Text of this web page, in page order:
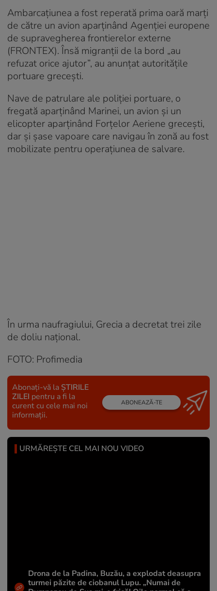
Ambarcaţiunea a fost reperată prima oară marţi
de către un avion aparţinând Agenţiei europene
de supravegherea frontierelor externe
(FRONTEX). Însă migranţii de la bord „au
refuzat orice ajutor”, au anunţat autorităţile
portuare greceşti.
Nave de patrulare ale poliţiei portuare, o
fregată aparţinând Marinei, un avion şi un
elicopter aparţinând Forţelor Aeriene greceşti,
dar şi şase vapoare care navigau în zonă au fost
mobilizate pentru operațiunea de salvare.
În urma naufragiului, Grecia a decretat trei zile
de doliu național.
FOTO: Profimedia
Abonați-vă la ȘTIRILE
ZILEI pentru a fi la
curent cu cele mai noi
informații.
ABONEAZĂ-TE
URMĂREȘTE CEL MAI NOU VIDEO
Drona de la Padina, Buzău, a explodat deasupra
turmei păzite de ciobanul Lupu. „Numai de